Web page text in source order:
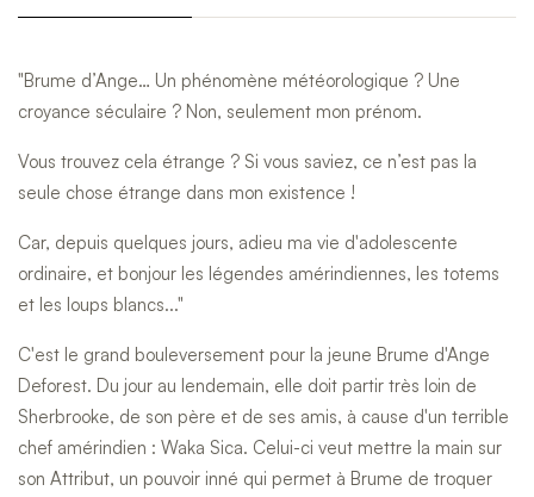
"Brume d’Ange… Un phénomène météorologique ? Une
croyance séculaire ? Non, seulement mon prénom.
Vous trouvez cela étrange ? Si vous saviez, ce n’est pas la
seule chose étrange dans mon existence !
Car, depuis quelques jours, adieu ma vie d'adolescente
ordinaire, et bonjour les légendes amérindiennes, les totems
et les loups blancs..."
C'est le grand bouleversement pour la jeune Brume d'Ange
Deforest. Du jour au lendemain, elle doit partir très loin de
Sherbrooke, de son père et de ses amis, à cause d'un terrible
chef amérindien : Waka Sica. Celui-ci veut mettre la main sur
son Attribut, un pouvoir inné qui permet à Brume de troquer